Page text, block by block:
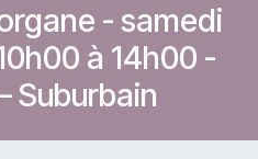
- samedi
à 14h00 -
Suburbain